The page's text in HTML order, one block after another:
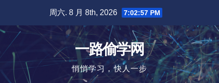
内
容
周六. 8 月 8th, 2026 7:02:58 PM
一路偷学网
悄悄学习，快人一步